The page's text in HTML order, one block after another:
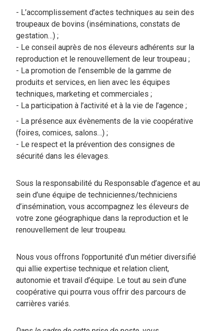
- L’accomplissement d’actes techniques au sein des
troupeaux de bovins (inséminations, constats de
gestation…) ;
- Le conseil auprès de nos éleveurs adhérents sur la
reproduction et le renouvellement de leur troupeau ;
- La promotion de l’ensemble de la gamme de
produits et services, en lien avec les équipes
techniques, marketing et commerciales ;
- La participation à l’activité et à la vie de l’agence ;
- La présence aux évènements de la vie coopérative
(foires, comices, salons…) ;
- Le respect et la prévention des consignes de
sécurité dans les élevages.
Sous la responsabilité du Responsable d’agence et au
sein d’une équipe de techniciennes/techniciens
d’insémination, vous accompagnez les éleveurs de
votre zone géographique dans la reproduction et le
renouvellement de leur troupeau.
Nous vous offrons l’opportunité d’un métier diversifié
qui allie expertise technique et relation client,
autonomie et travail d’équipe. Le tout au sein d’une
coopérative qui pourra vous offrir des parcours de
carrières variés.